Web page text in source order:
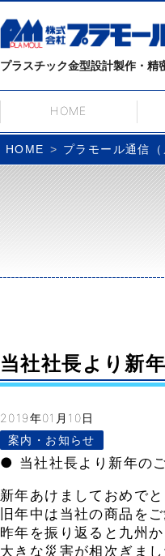
プラスチック金型設計製作・精
HOME
HOME プラモール通信（
当社社長より新
2019年01月10日
案内・お知らせ
● 当社社長より新年の
新年あけましておめで
旧年中は当社の商品を
昨年を振り返ると九州
大きな災害が相次ぎま